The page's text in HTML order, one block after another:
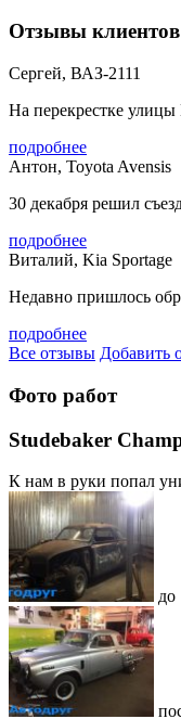
Отзывы клиентов
Сергей, ВАЗ-2111
На перекрестке
подробнее
Антон, Toyota Avensis
30 декабря решил
подробнее
Виталий, Kia Sportage
Недавно пришлось
подробнее
Все отзывы Добавить
Фото работ
Studebaker
К нам в руки попал
до